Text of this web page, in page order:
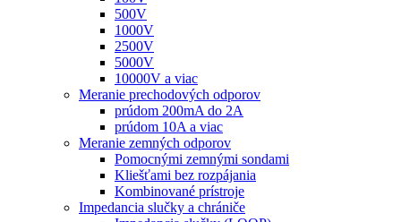
500V
1000V
2500V
5000V
10000V a viac
Meranie prechodových odporov
prúdom 200mA do 2A
prúdom 10A a viac
Meranie zemných odporov
Pomocnými zemnými sondami
Kliešťami bez rozpájania
Kombinované prístroje
Impedancia slučky a chrániče